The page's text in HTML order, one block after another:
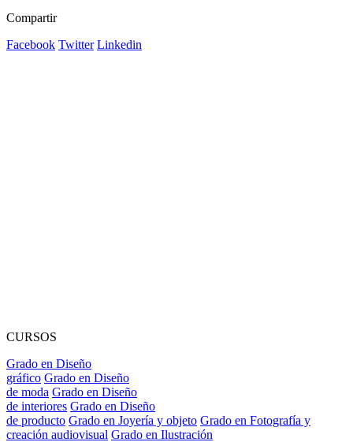
Compartir
Facebook Twitter Linkedin
CURSOS
Grado en Diseño
gráfico Grado en Diseño
de moda Grado en Diseño
de interiores Grado en Diseño
de producto Grado en Joyería y objeto Grado en Fotografía y
creación audiovisual Grado en Ilustración